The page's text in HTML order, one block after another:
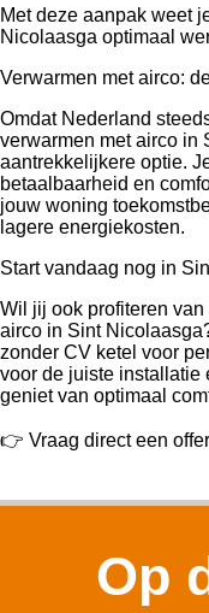
Met deze aanpak weet
Nicolaasga optimaal
Verwarmen met airco:
Omdat Nederland
verwarmen met airco in
aantrekkelijkere optie.
betaalbaarheid en
jouw woning
lagere energiekosten.
Start vandaag nog in
Wil jij ook profiteren
airco in Sint
zonder CV ketel voor
voor de juiste installatie
geniet van optimaal
👉 Vraag direct een
Op